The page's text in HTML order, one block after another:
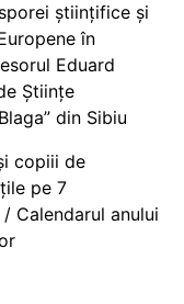
științifice și
în
Eduard
Științe
din Sibiu
copiii de
pe 7
Calendarul anului